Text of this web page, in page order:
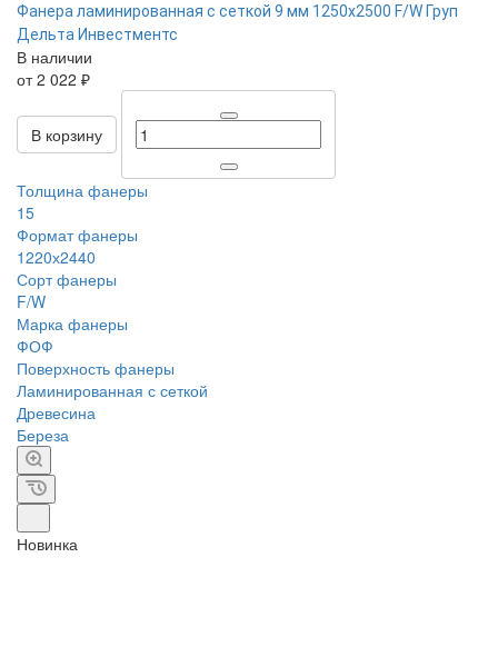
Фанера ламинированная с сеткой 9 мм 1250х2500 F/W Груп
Дельта Инвестментс
В наличии
от 2 022 ₽
В корзину
Толщина фанеры
15
Формат фанеры
1220х2440
Сорт фанеры
F/W
Марка фанеры
ФОФ
Поверхность фанеры
Ламинированная с сеткой
Древесина
Береза
Новинка